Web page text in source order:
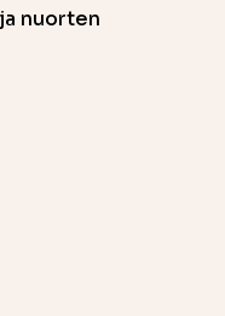
nuorten